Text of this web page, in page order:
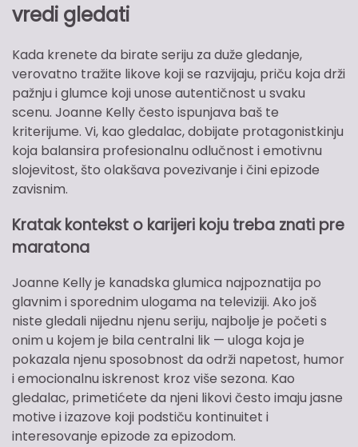
vredi gledati
Kada krenete da birate seriju za duže gledanje,
verovatno tražite likove koji se razvijaju, priču koja drži
pažnju i glumce koji unose autentičnost u svaku
scenu. Joanne Kelly često ispunjava baš te
kriterijume. Vi, kao gledalac, dobijate protagonistkinju
koja balansira profesionalnu odlučnost i emotivnu
slojevitost, što olakšava povezivanje i čini epizode
zavisnim.
Kratak kontekst o karijeri koju treba znati pre
maratona
Joanne Kelly je kanadska glumica najpoznatija po
glavnim i sporednim ulogama na televiziji. Ako još
niste gledali nijednu njenu seriju, najbolje je početi s
onim u kojem je bila centralni lik — uloga koja je
pokazala njenu sposobnost da održi napetost, humor
i emocionalnu iskrenost kroz više sezona. Kao
gledalac, primetićete da njeni likovi često imaju jasne
motive i izazove koji podstiču kontinuitet i
interesovanje epizode za epizodom.